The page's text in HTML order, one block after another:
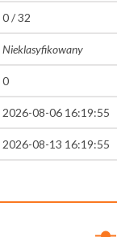
0 / 32
Nieklasyfikowany
0
2026-08-06 16:19:55
2026-08-13 16:19:55